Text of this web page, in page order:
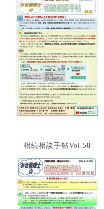
相続相談手帖Vol.58